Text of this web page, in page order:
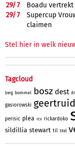
29/7
Boadu
29/7
Supercup
claimen
Stel hier in welk
Tagcloud
berg bommel bosz dest
gasiorowski
perisic plea rcv rickardoko
sildillia stewart til titel